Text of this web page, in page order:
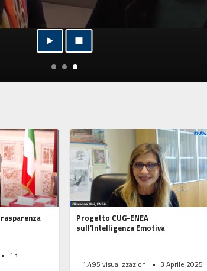
13
Progetto CUG-ENEA
sull’Intelligenza Emotiva
1,495 visualizzazioni 3 Aprile 2025